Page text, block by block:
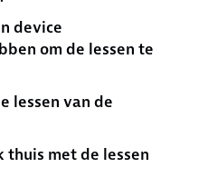
device
om de lessen te
lessen van de
thuis met de lessen